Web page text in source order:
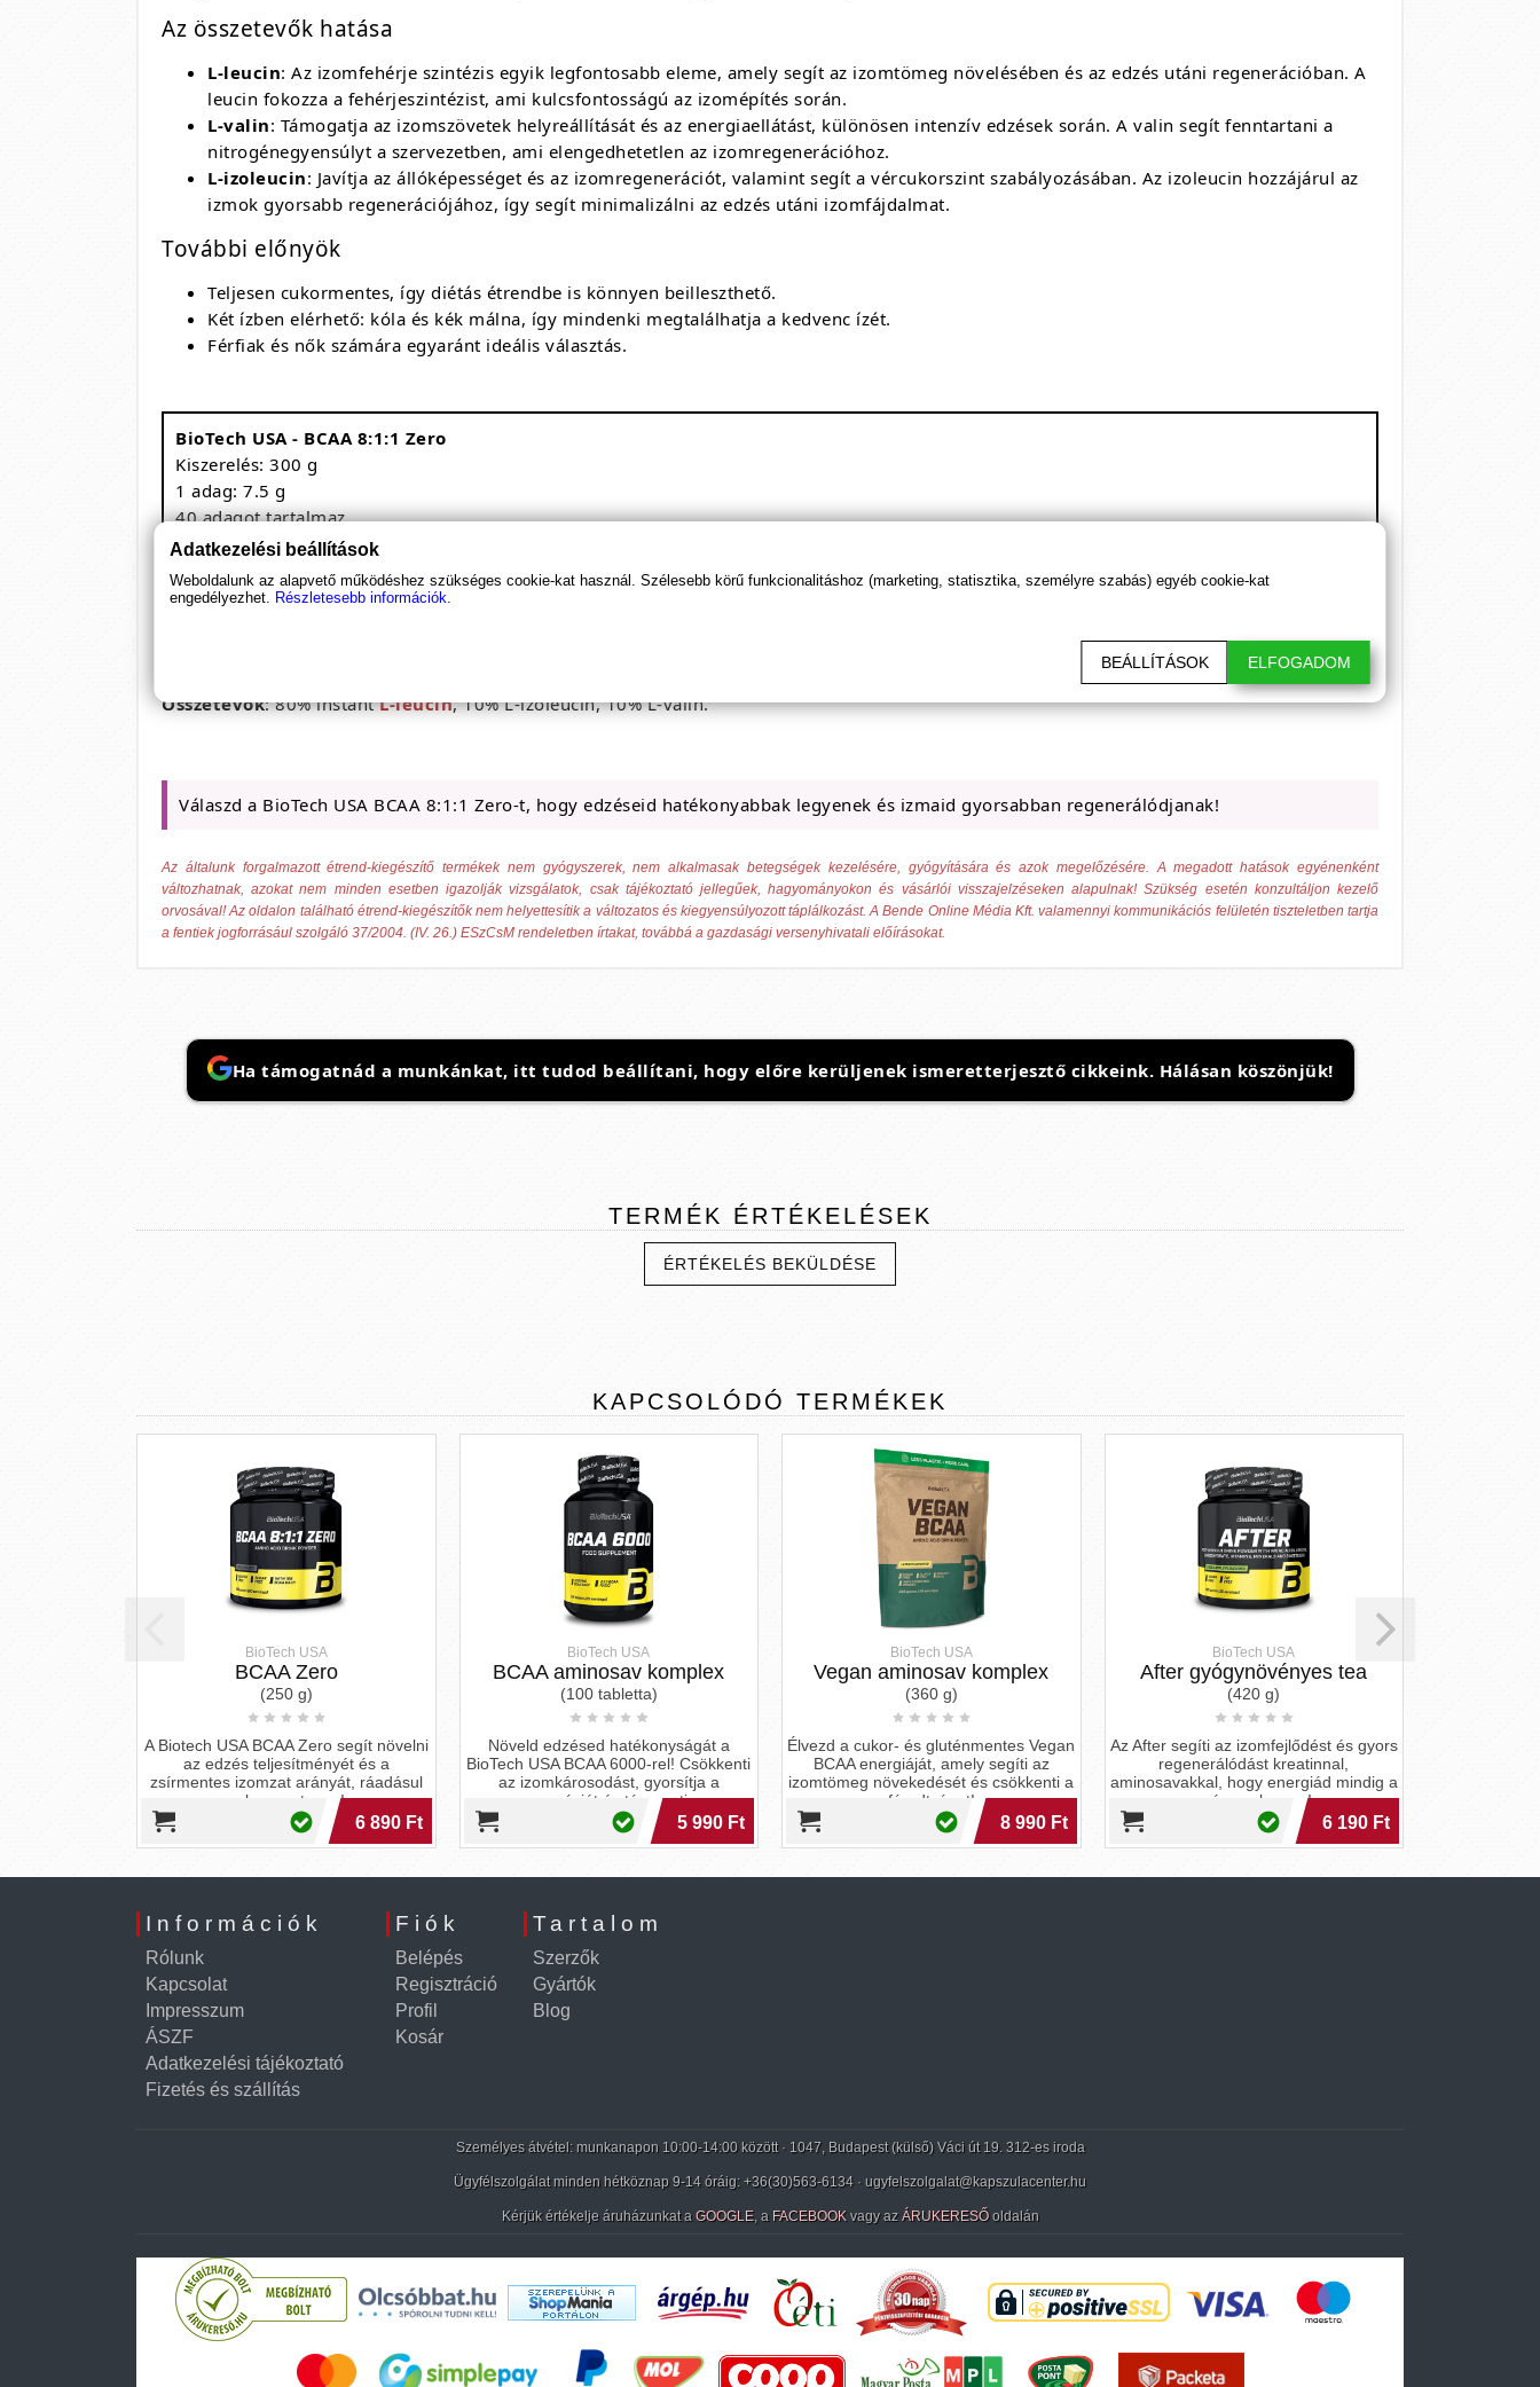
Az összetevők hatása
L-leucin: Az izomfehérje szintézis egyik legfontosabb eleme, amely segít az izomtömeg növelésében és az edzés utáni regenerációban. A
leucin fokozza a fehérjeszintézist, ami kulcsfontosságú az izomépítés során.
L-valin: Támogatja az izomszövetek helyreállítását és az energiaellátást, különösen intenzív edzések során. A valin segít fenntartani a
nitrogénegyensúlyt a szervezetben, ami elengedhetetlen az izomregenerációhoz.
L-izoleucin: Javítja az állóképességet és az izomregenerációt, valamint segít a vércukorszint szabályozásában. Az izoleucin hozzájárul az
izmok gyorsabb regenerációjához, így segít minimalizálni az edzés utáni izomfájdalmat.
További előnyök
Teljesen cukormentes, így diétás étrendbe is könnyen beilleszthető.
Két ízben elérhető: kóla és kék málna, így mindenki megtalálhatja a kedvenc ízét.
Férfiak és nők számára egyaránt ideális választás.
BioTech USA - BCAA 8:1:1 Zero
Kiszerelés: 300 g
1 adag: 7.5 g
40 adagot tartalmaz
Megnevezés
L-leucin
8.8 g
Összetevők: 80% instantL-leucin, 10% L-izoleucin, 10% L-valin.
Válaszd a BioTech USA BCAA 8:1:1 Zero-t, hogy edzéseid hatékonyabbak legyenek és izmaid gyorsabban regenerálódjanak!
Az általunk forgalmazott étrend-kiegészítő termékek nem gyógyszerek, nem alkalmasak betegségek kezelésére, gyógyítására és azok megelőzésére. A megadott hatások egyénenként
változhatnak, azokat nem minden esetben igazolják vizsgálatok, csak tájékoztató jellegűek, hagyományokon és vásárlói visszajelzéseken alapulnak! Szükség esetén konzultáljon kezelő
orvosával! Az oldalon található étrend-kiegészítők nem helyettesítik a változatos és kiegyensúlyozott táplálkozást. A Bende Online Média Kft. valamennyi kommunikációs felületén tiszteletben tartja
a fentiek jogforrásául szolgáló 37/2004. (IV. 26.) ESzCsM rendeletben írtakat, továbbá a gazdasági versenyhivatali előírásokat.
Ha támogatnád a munkánkat, itt tudod beállítani, hogy előre kerüljenek ismeretterjesztő cikkeink. Hálásan köszönjük!
TERMÉK ÉRTÉKELÉSEK
ÉRTÉKELÉS BEKÜLDÉSE
KAPCSOLÓDÓ TERMÉKEK
USA BCAA Zero segít növelni
az edzés teljesítményét és a
izomzat arányát, ráadásul
BCAA aminosav komplex
Növeld edzésed hatékonyságát a
BioTech USA BCAA 6000-rel! Csökkenti
az izomkárosodást, gyorsítja a
regenerációt és támogatja a
zsírégetést.
Vegan aminosav komplex
Élvezd a cukor- és gluténmentes Vegan
BCAA energiáját, amely segíti az
izomtömeg növekedését és csökkenti a
fáradtságot!
After gyógynövényes tea
Az After segíti az izomfejlődést és gyors
regenerálódást kreatinnal,
aminosavakkal, hogy energiád mindig a
csúcson legyen!
BCAA folyadék
Elágazó láncú aminosavak gyorsan
felszívódó formában, energiatermelés
és regeneráció támogatására. 100%-
ban gluténmentes!
Információk
Rólunk
Kapcsolat
Impresszum
ÁSZF
Adatkezelési tájékoztató
Fizetés és szállítás
Fiók
Belépés
Regisztráció
Profil
Kosár
Tartalom
Szerzők
Gyártók
Blog
Személyes átvétel: munkanapon 10:00-14:00 között · 1047, Budapest (külső) Váci út 19. 312-es iroda
Ügyfélszolgálat minden hétköznap 9-14 óráig: +36(30)563-6134 · ugyfelszolgalat@kapszulacenter.hu
Kérjük értékelje áruházunkat a GOOGLE, a FACEBOOK vagy az ÁRUKERESŐ oldalán
Adatkezelési beállítások
Weboldalunk az alapvető működéshez szükséges cookie-kat használ. Szélesebb körű funkcionalitáshoz (marketing, statisztika, személyre szabás) egyéb cookie-kat
engedélyezhet. Részletesebb információk.
BEÁLLÍTÁSOK ELFOGADOM